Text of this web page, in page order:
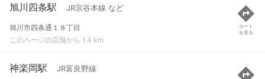
旭川四条駅 JR宗谷本線 など
旭川市四条通１８丁目
このページの店舗から 1.4 km
ルート
を見る
神楽岡駅 JR富良野線